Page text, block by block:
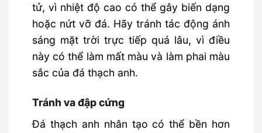
tử, vì nhiệt độ cao có thể gây biến dạng
hoặc nứt vỡ đá. Hãy tránh tác động ánh
sáng mặt trời trực tiếp quá lâu, vì điều
này có thể làm mất màu và làm phai màu
sắc của đá thạch anh.
Tránh va đập cứng
Đá thạch anh nhân tạo có thể bền hơn